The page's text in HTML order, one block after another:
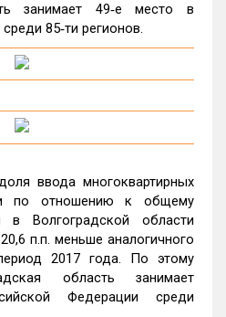
занимает 49‑е место в
85‑ти регионов.
ввода многоквартирных
по отношению к общему
Волгоградской области
п.п. меньше аналогичного
2017 года. По этому
область занимает
Федерации среди